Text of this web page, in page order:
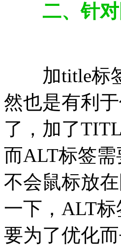
二、针
加title标签
然也是有利
了，加了
而ALT标签
不会鼠标放
一下，ALT
要为了优化